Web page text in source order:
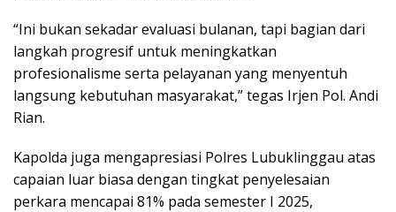
“Ini bukan sekadar evaluasi bulanan, tapi bagian dari
langkah progresif untuk meningkatkan
profesionalisme serta pelayanan yang menyentuh
langsung kebutuhan masyarakat,” tegas Irjen Pol. Andi
Rian.
Kapolda juga mengapresiasi Polres Lubuklinggau atas
capaian luar biasa dengan tingkat penyelesaian
perkara mencapai 81% pada semester I 2025,